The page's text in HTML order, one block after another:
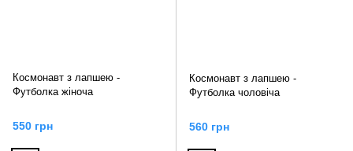
Космонавт з лапшею -
Футболка жіноча
550 грн
Космонавт з лапшею -
Футболка чоловіча
560 грн